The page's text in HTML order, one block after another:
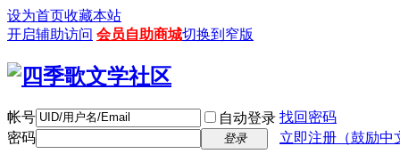
设为首页收藏本站
开启辅助访问 会员自助商城切换到窄版
帐号 自动登录 找回密码
密码
登录 立即注册（鼓励中